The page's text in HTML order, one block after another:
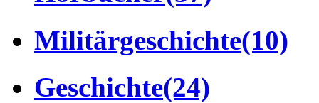
Militärgeschichte(10)
Geschichte(24)